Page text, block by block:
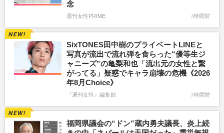
念
週刊女性PRIME 1時間前
SixTONES田中樹のプライベートLINEと
写真が流出で流れ弾を食らった“優等生ジ
ャニーズ”の亀梨和也「流出元の女性と繋
がってる」疑惑でキャラ崩壊の危機《2026
年8月Choice》
『週刊女性』編集部 1時間前
福岡県議会の“ドン”蔵内勇夫議長、炎上続